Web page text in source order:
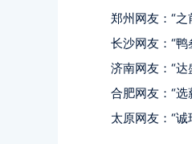
郑州网友：“
长沙网友：“
济南网友：“
合肥网友：“
太原网友：“